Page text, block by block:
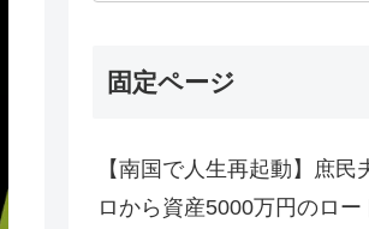
固定ページ
【南国で人生再起動】庶民
ロから資産5000万円のロー